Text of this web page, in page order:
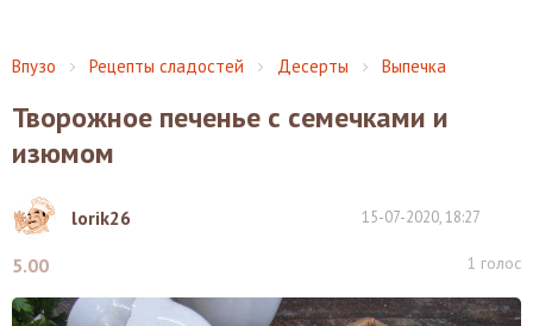
Впузо Рецепты сладостей Десерты Выпечка
Творожное печенье с семечками и
изюмом
lorik26 15-07-2020, 18:27
5.00 1 голос